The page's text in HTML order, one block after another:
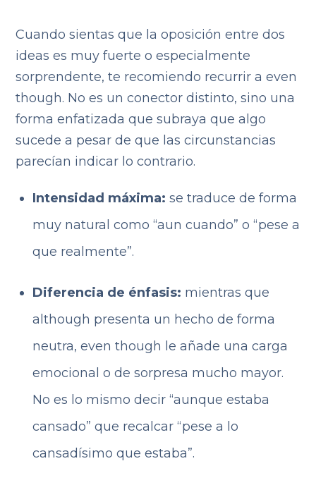
Cuando sientas que la oposición entre dos
ideas es muy fuerte o especialmente
sorprendente, te recomiendo recurrir a even
though. No es un conector distinto, sino una
forma enfatizada que subraya que algo
sucede a pesar de que las circunstancias
parecían indicar lo contrario.
Intensidad máxima: se traduce de forma
muy natural como “aun cuando” o “pese a
que realmente”.
Diferencia de énfasis: mientras que
although presenta un hecho de forma
neutra, even though le añade una carga
emocional o de sorpresa mucho mayor.
No es lo mismo decir “aunque estaba
cansado” que recalcar “pese a lo
cansadísimo que estaba”.